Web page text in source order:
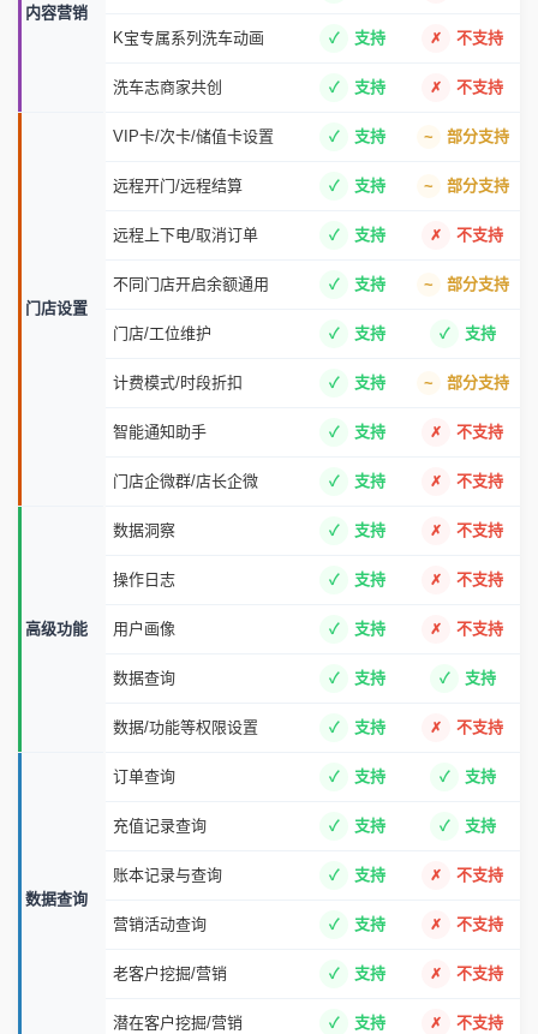
内容营销
K宝专属系列洗车动画 支持 不支持
洗车志商家共创 支持 不支持
门店设置
VIP卡/次卡/储值卡设置 支持 部分支持
远程开门/远程结算 支持 部分支持
远程上下电/取消订单 支持 不支持
不同门店开启余额通用 支持 部分支持
门店/工位维护 支持 支持
计费模式/时段折扣 支持 部分支持
智能通知助手 支持 不支持
门店企微群/店长企微 支持 不支持
高级功能
数据洞察 支持 不支持
操作日志 支持 不支持
用户画像 支持 不支持
数据查询 支持 支持
数据/功能等权限设置 支持 不支持
数据查询
订单查询 支持 支持
充值记录查询 支持 支持
账本记录与查询 支持 不支持
营销活动查询 支持 不支持
老客户挖掘/营销 支持 不支持
潜在客户挖掘/营销 支持 不支持